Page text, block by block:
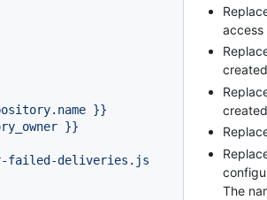
}}
}}
failed-deliveries.js
access
The